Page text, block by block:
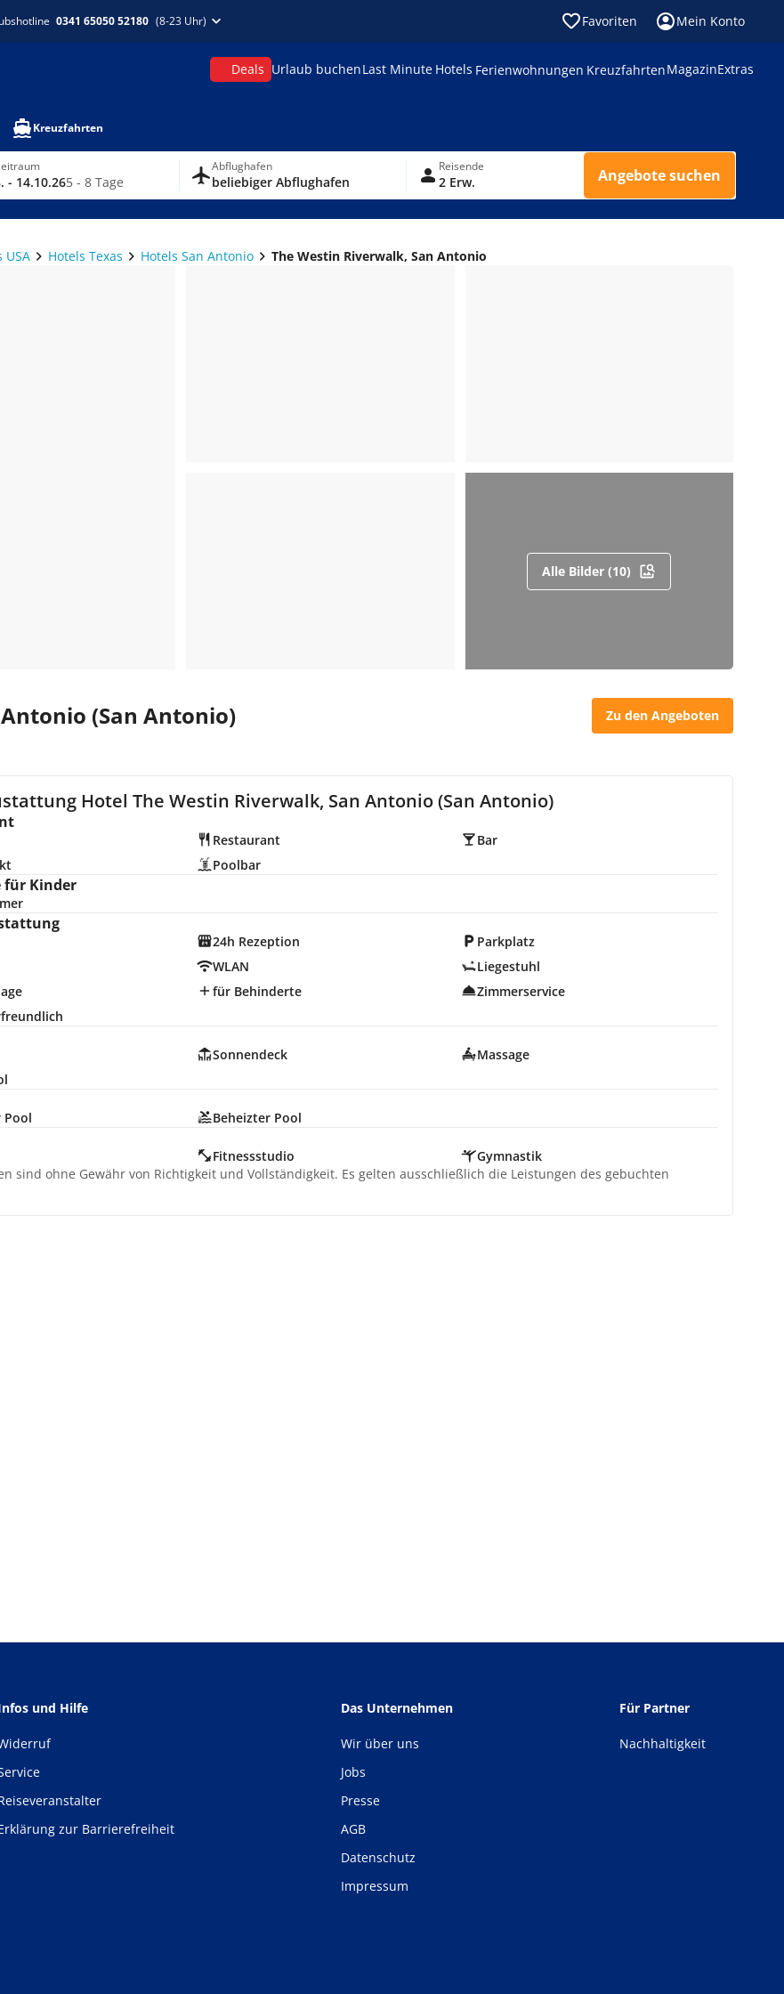
0341 65050 52180 (8-23 Uhr) Favoriten Mein Konto
Deals Urlaub buchenLast Minute Hotels Ferienwohnungen KreuzfahrtenMagazinExtras
Kreuzfahrten
- 14.10.265 - 8 Tage
Abflughafen
beliebiger Abflughafen
Reisende
2 Erw. Angebote suchen
USA Hotels Texas Hotels San Antonio The Westin Riverwalk, San Antonio
Alle Bilder (10)
(San Antonio) Zu den Angeboten
Hotel The Westin Riverwalk, San Antonio (San Antonio)
Restaurant
Bar
Poolbar
für Kinder
24h Rezeption
Parkplatz
WLAN
Liegestuhl
für Behinderte
Zimmerservice
Sonnendeck
Massage
Beheizter Pool
Fitnessstudio
Gymnastik
sind ohne Gewähr von Richtigkeit und Vollständigkeit. Es gelten ausschließlich die Leistungen des gebuchten
und Hilfe
zur Barrierefreiheit
Das Unternehmen
Wir über uns
Jobs
Presse
AGB
Datenschutz
Impressum
Für Partner
Nachhaltigkeit